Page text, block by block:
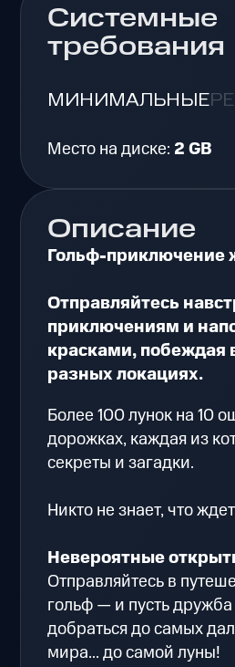
Описание
Гольф-приключение
Отправляйтесь
приключениям и
красками, побеждая
разных локациях.
Более 100 лунок на 10
дорожках, каждая из
секреты и загадки.
Никто не знает, что
Невероятные
Отправляйтесь в
гольф — и пусть
добраться до самых
мира... до самой луны!
Системные
требования
МИНИМАЛЬНЫЕ
Место на диске: 2 GB